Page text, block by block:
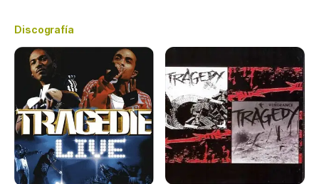
Discografía